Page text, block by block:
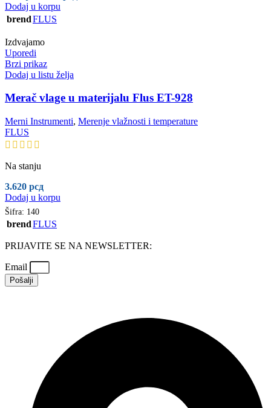
Dodaj u korpu
brendFLUS
Izdvajamo
Uporedi
Brzi prikaz
Dodaj u listu želja
Merač vlage u materijalu Flus ET-928
Merni Instrumenti, Merenje vlažnosti i temperature
FLUS
Na stanju
3.620 рсд
Dodaj u korpu
Šifra: 140
brendFLUS
PRIJAVITE SE NA NEWSLETTER:
Email
Pošalji